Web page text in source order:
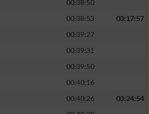
00:38:50
00:38:53
03:17:57
00:39:27
00:39:31
00:39:50
00:40:16
00:40:26
03:24:54